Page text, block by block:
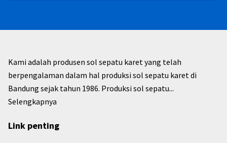
Kami adalah produsen sol sepatu karet yang telah
berpengalaman dalam hal produksi sol sepatu karet di
Bandung sejak tahun 1986. Produksi sol sepatu...
Selengkapnya
Link penting